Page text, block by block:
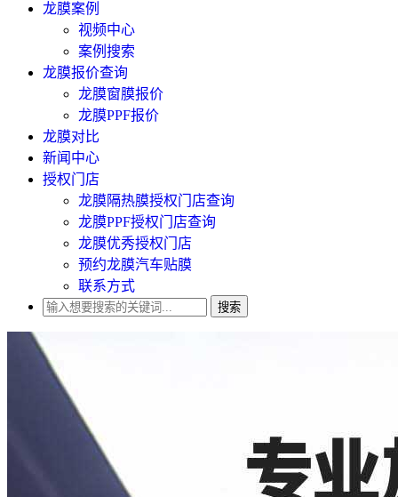
龙膜案例
视频中心
案例搜索
龙膜报价查询
龙膜窗膜报价
龙膜PPF报价
龙膜对比
新闻中心
授权门店
龙膜隔热膜授权门店查询
龙膜PPF授权门店查询
龙膜优秀授权门店
预约龙膜汽车贴膜
联系方式
搜索